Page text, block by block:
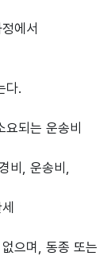
에서
다.
되는 운송비
비, 운송비,
으며, 동종 또는